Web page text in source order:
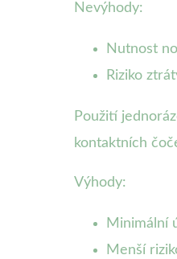
Nevýhody:
Nutnost
Riziko
Použití
kontaktních
Výhody:
Minimální
Menší